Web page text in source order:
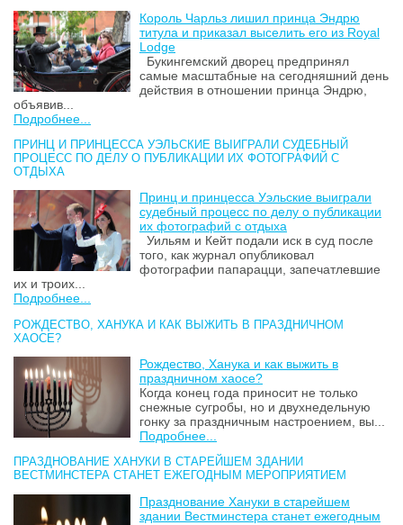
Король Чарльз лишил принца Эндрю
титула и приказал выселить его из Royal
Lodge
Букингемский дворец предпринял
самые масштабные на сегодняшний день
действия в отношении принца Эндрю,
объявив...
Подробнее...
ПРИНЦ И ПРИНЦЕССА УЭЛЬСКИЕ ВЫИГРАЛИ СУДЕБНЫЙ
ПРОЦЕСС ПО ДЕЛУ О ПУБЛИКАЦИИ ИХ ФОТОГРАФИЙ С
ОТДЫХА
Принц и принцесса Уэльские выиграли
судебный процесс по делу о публикации
их фотографий с отдыха
Уильям и Кейт подали иск в суд после
того, как журнал опубликовал
фотографии папарацци, запечатлевшие
их и троих...
Подробнее...
РОЖДЕСТВО, ХАНУКА И КАК ВЫЖИТЬ В ПРАЗДНИЧНОМ
ХАОСЕ?
Рождество, Ханука и как выжить в
праздничном хаосе?
Когда конец года приносит не только
снежные сугробы, но и двухнедельную
гонку за праздничным настроением, вы...
Подробнее...
ПРАЗДНОВАНИЕ ХАНУКИ В СТАРЕЙШЕМ ЗДАНИИ
ВЕСТМИНСТЕРА СТАНЕТ ЕЖЕГОДНЫМ МЕРОПРИЯТИЕМ
Празднование Хануки в старейшем
здании Вестминстера станет ежегодным